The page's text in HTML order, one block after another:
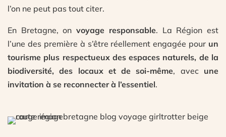
l’on ne peut pas tout citer.
En Bretagne, onvoyage responsable. La Région est
l’une des première à s’être réellement engagée pour un
tourisme plus respectueux des espaces naturels, de la
biodiversité, des locaux et de soi-même, avec une
invitation à se reconnecter à l’essentiel.